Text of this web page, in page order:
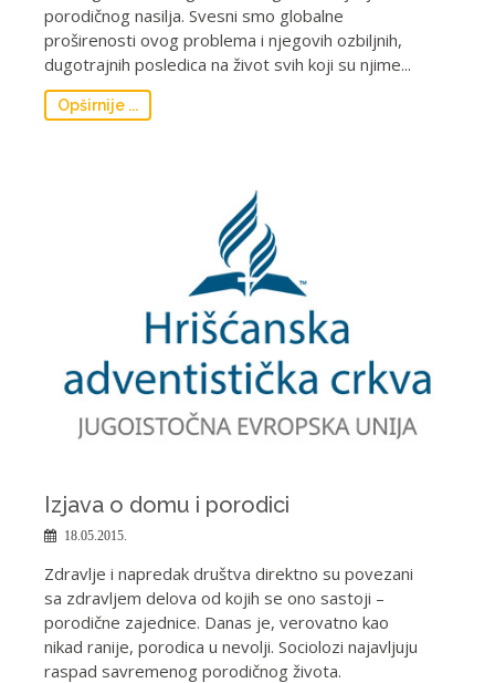
porodičnog nasilja. Svesni smo globalne
proširenosti ovog problema i njegovih ozbiljnih,
dugotrajnih posledica na život svih koji su njime...
Opširnije ...
Izjava o domu i porodici
18.05.2015.
Zdravlje i napredak društva direktno su povezani
sa zdravljem delova od kojih se ono sastoji –
porodične zajednice. Danas je, verovatno kao
nikad ranije, porodica u nevolji. Sociolozi najavljuju
raspad savremenog porodičnog života.